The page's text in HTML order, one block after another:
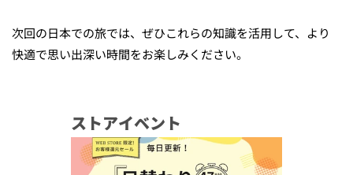
次回の日本での旅では、ぜひこれらの知識を活用して、より
快適で思い出深い時間をお楽しみください。
ストアイベント